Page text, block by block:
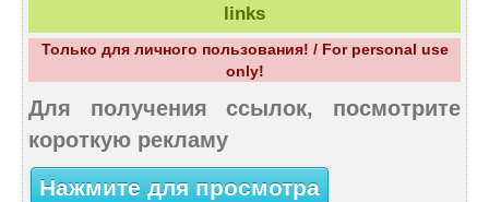
links
Только для личного пользования! / For personal use
only!
Для получения ссылок, посмотрите
короткую рекламу
Нажмите для просмотра